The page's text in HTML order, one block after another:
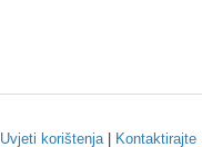
Uvjeti korištenja| Kontaktirajte